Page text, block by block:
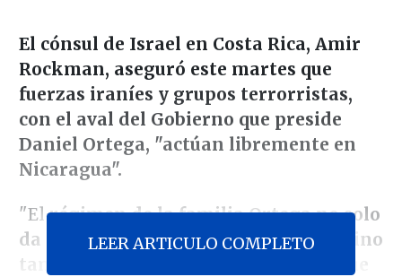
El cónsul de Israel en Costa Rica, Amir
Rockman, aseguró este martes que
fuerzas iraníes y grupos terrorristas,
con el aval del Gobierno que preside
Daniel Ortega, "actúan libremente en
Nicaragua".
"Elrégimen de la familia Ortega no solo
da libre paso a los iraníes radicales, sino
también a otros grupos terroristas que
LEER ARTICULO COMPLETO